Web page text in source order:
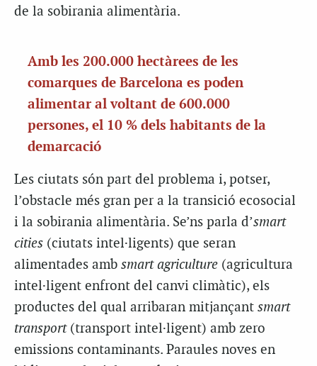
de la sobirania alimentària.
Amb les 200.000 hectàrees de les
comarques de Barcelona es poden
alimentar al voltant de 600.000
persones, el 10 % dels habitants de la
demarcació
Les ciutats són part del problema i, potser,
l’obstacle més gran per a la transició ecosocial
i la sobirania alimentària. Se’ns parla d’smart
cities (ciutats intel·ligents) que seran
alimentades amb smart agriculture (agricultura
intel·ligent enfront del canvi climàtic), els
productes del qual arribaran mitjançant smart
transport(transport intel·ligent) amb zero
emissions contaminants. Paraules noves en